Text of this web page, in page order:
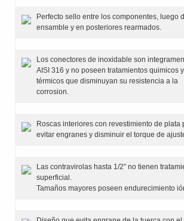
Perfecto sello entre los componentes, luego
ensamble y en posteriores rearmados.
Los conectores de inoxidable son
AISI 316 y no poseen tratamientos quimicos
térmicos que disminuyan su resistencia a la
corrosion.
Roscas interiores con revestimiento de plata
evitar engranes y disminuir el torque de
Las contravirolas hasta 1/2” no tienen
superficial.
Tamaños mayores poseen endurecimiento